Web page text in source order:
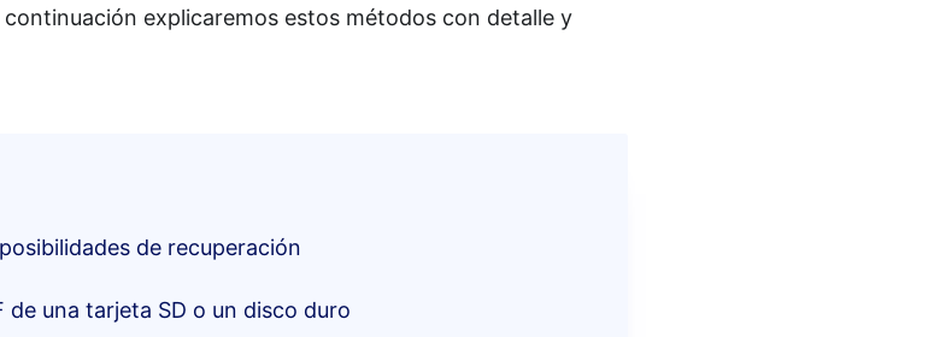
explicaremos estos métodos con detalle y
de recuperación
una tarjeta SD o un disco duro